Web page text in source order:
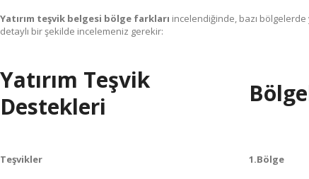
Yatırım teşvik belgesi bölge farkları incelendiğinde, bazı
detaylı bir şekilde incelemeniz gerekir:
Yatırım Teşvik
Destekleri
Teşvikler 1.Bölge